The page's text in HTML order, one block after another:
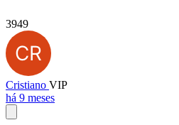
3949
Cristiano VIP
há 9 meses